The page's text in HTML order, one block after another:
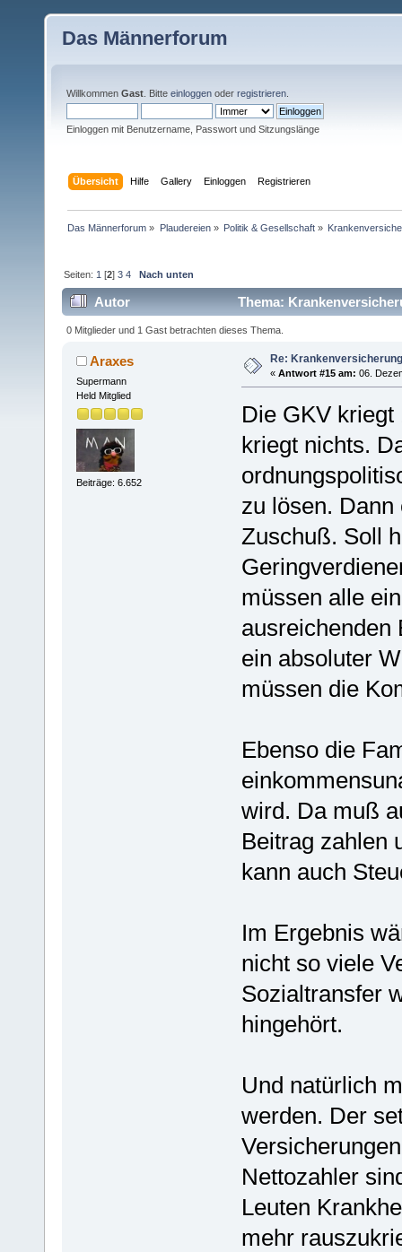
Das Männerforum
Willkommen Gast . Bitte einloggen oder registrieren
Einloggen mit Benutzername, Passwort und Sitzungslänge
Übersicht Hilfe Gallery Einloggen Registrieren
Das Männerforum » Plaudereien» Politik & Gesellschaft»
Seiten: 1 [2]3 4 Nach unten
Autor Thema:
0 Mitglieder und 1 Gast betrachten dieses Thema.
Araxes
Supermann
Held Mitglied
Beiträge: 6.652
Re: Krankenversicherung
« Antwort #15 am: 06.
Die GKV
kriegt nichts.
zu lösen.
Zuschuß. Soll
müssen alle
ausreichenden
ein absoluter
müssen die
Ebenso die
wird. Da muß
Beitrag zahlen
kann auch
Im Ergebnis
nicht so viele
Sozialtransfer
hingehört.
Und natürlich
werden. Der
Nettozahler
Leuten
mehr